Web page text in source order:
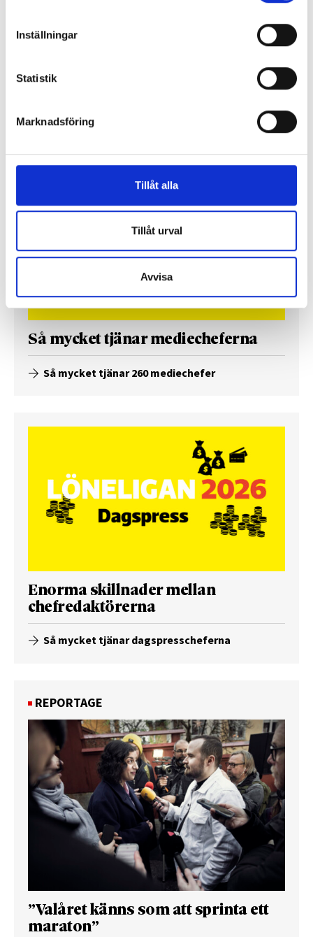
Inställningar
Statistik
Marknadsföring
Tillåt alla
Tillåt urval
Avvisa
Lönerna – redaktion för redaktion
Så mycket tjänar vi – och våra chefer
Så mycket tjänar mediecheferna
Så mycket tjänar 260 mediechefer
Enorma skillnader mellan
chefredaktörerna
Så mycket tjänar dagspresscheferna
REPORTAGE
”Valåret känns som att sprinta ett
maraton”